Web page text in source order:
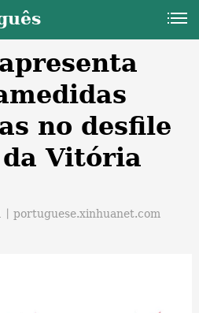
no desfile
Vitória
portuguese.xinhuanet.com